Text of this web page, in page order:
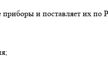
и поставляет их